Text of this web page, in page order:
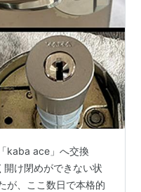
kaba ace」へ交換
開け閉めができない状
が、ここ数日で本格的